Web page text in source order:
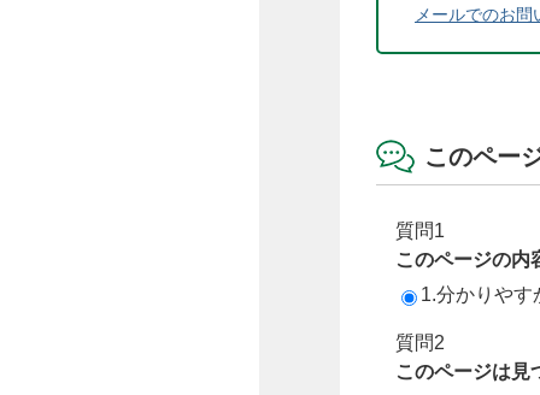
メールでのお問
このペー
質問1
このページの内
1.分かりやす
質問2
このページは見